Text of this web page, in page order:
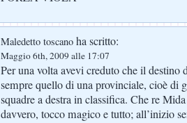
Maledetto toscano ha scritto:
Maggio 6th, 2009 alle 17:07
Per una volta avevi creduto che il destino
sempre quello di una provinciale, cioè di
squadre a destra in classifica. Che re
davvero, tocco magico e tutto; all’inizio